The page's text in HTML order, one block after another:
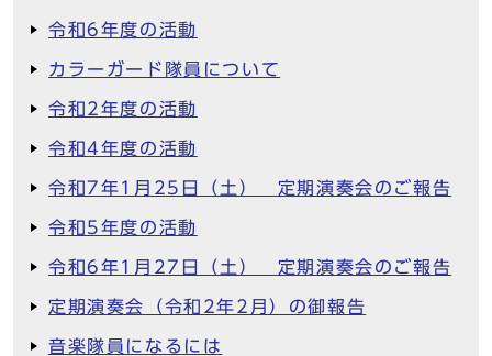
令和6年度の活動
カラーガード隊員について
令和2年度の活動
令和4年度の活動
令和7年1月25日（土） 定期演奏会のご報告
令和5年度の活動
令和6年1月27日（土） 定期演奏会のご報告
定期演奏会（令和2年2月）の御報告
音楽隊員になるには